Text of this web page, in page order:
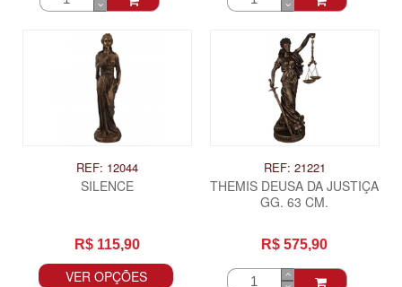
REF: 12044
SILENCE
R$ 115,90
VER OPÇÕES
REF: 21221
THEMIS DEUSA DA JUSTIÇA
GG. 63 CM.
R$ 575,90